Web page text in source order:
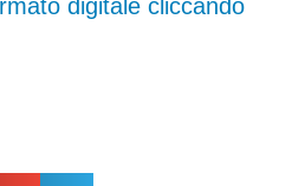
digitale cliccando